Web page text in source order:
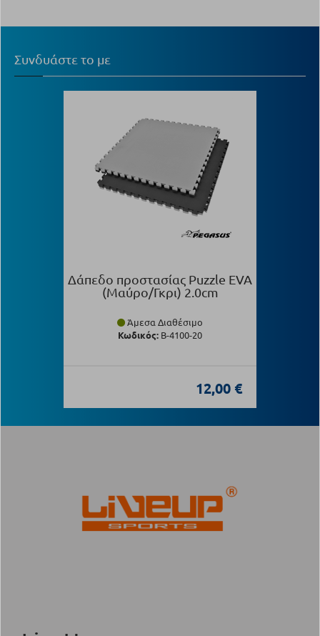
Συνδυάστε το με
Δάπεδο προστασίας Puzzle EVA
(Μαύρο/Γκρι) 2.0cm
Άμεσα Διαθέσιμο
Κωδικός: Β-4100-20
12,00 €